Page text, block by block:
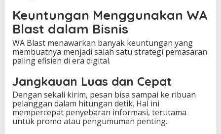
Keuntungan Menggunakan WA
Blast dalam Bisnis
WA Blast menawarkan banyak keuntungan yang
membuatnya menjadi salah satu strategi pemasaran
paling efisien di era digital.
Jangkauan Luas dan Cepat
Dengan sekali kirim, pesan bisa sampai ke ribuan
pelanggan dalam hitungan detik. Hal ini
mempercepat penyebaran informasi, terutama
untuk promo atau pengumuman penting.